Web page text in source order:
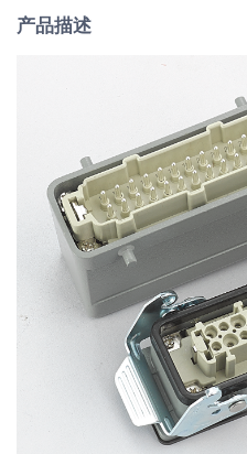
产品描述